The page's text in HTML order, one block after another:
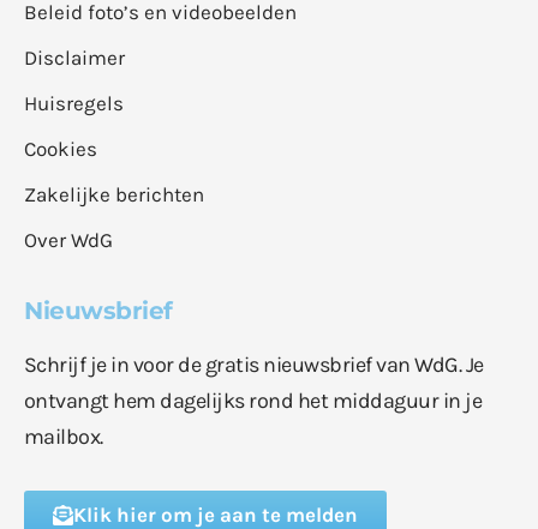
Beleid foto’s en videobeelden
Disclaimer
Huisregels
Cookies
Zakelijke berichten
Over WdG
Nieuwsbrief
Schrijf je in voor de gratis nieuwsbrief van WdG. Je
ontvangt hem dagelijks rond het middaguur in je
mailbox.
Klik hier om je aan te melden